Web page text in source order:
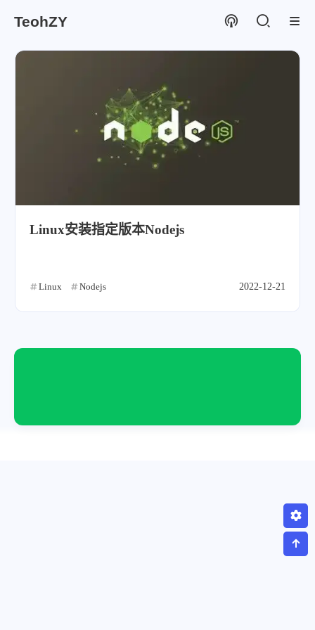
TeohZY
Linux安装指定版本Nodejs
Linux Nodejs 2022-12-21